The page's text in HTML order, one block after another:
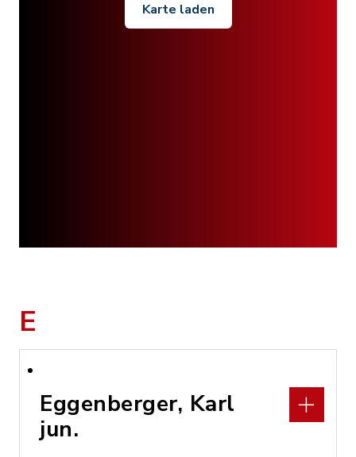
Karte laden
E
Eggenberger, Karl
jun.